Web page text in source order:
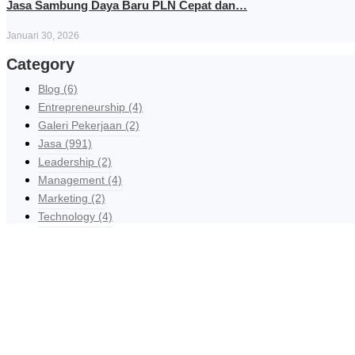
Jasa Sambung Daya Baru PLN Cepat dan…
Januari 30, 2026
Category
Blog (6)
Entrepreneurship (4)
Galeri Pekerjaan (2)
Jasa (991)
Leadership (2)
Management (4)
Marketing (2)
Technology (4)